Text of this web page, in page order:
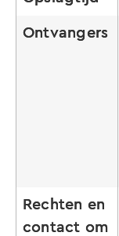
Ontvangers
Rechten en
contact om